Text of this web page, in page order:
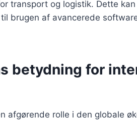
transport og logistik. Dette
brugen af avancerede
betydning for
afgørende rolle i den globale